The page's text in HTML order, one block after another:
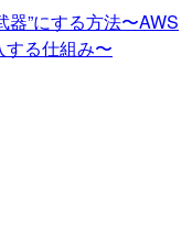
器”にする方法〜AWS
る仕組み〜